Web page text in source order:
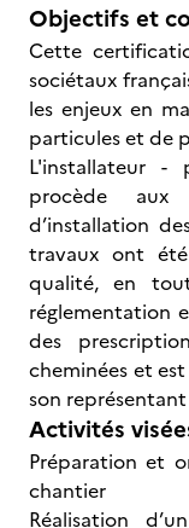
Objectifs et
Cette
sociétaux
les enjeux en
particules et de
L'installateur -
procède
d’installation
travaux ont
qualité, en
réglementation
des
cheminées et
son
Activités
Préparation et
chantier
Réalisation